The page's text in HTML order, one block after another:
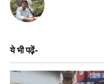
ये भी पढ़ें-